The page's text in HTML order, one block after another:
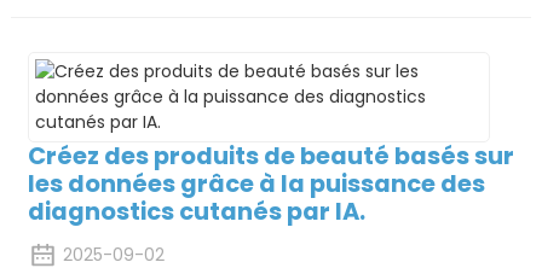
Créez des produits de beauté basés sur
les données grâce à la puissance des
diagnostics cutanés par IA.
2025-09-02